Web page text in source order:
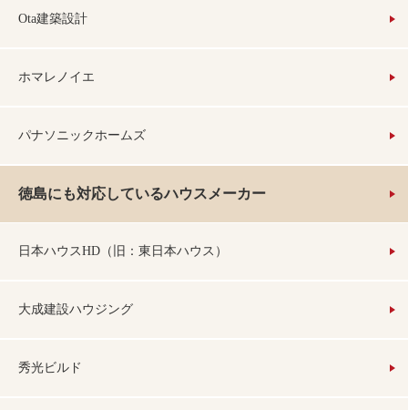
Ota建築設計
ホマレノイエ
パナソニックホームズ
徳島にも対応しているハウスメーカー
日本ハウスHD（旧：東日本ハウス）
大成建設ハウジング
秀光ビルド